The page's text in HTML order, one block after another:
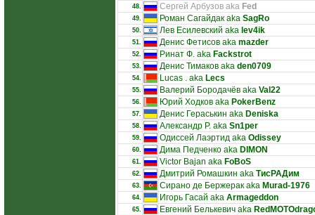
48. Сергей Арбузов aka Fed
49. Роман Сагайдак aka SagRo
50. Лев Есилевский aka lev4ik
51. Денис Фетисов aka mazder
52. Ринат Ф. aka Fackstrot
53. Денис Тимаков aka den0709
54. Lucas . aka Lecs
55. Валерий Бородачёв aka Val22
56. Юрий Ходков aka PokerBenz
57. Денис Гераськин aka Deniska
58. Александр Р. aka Sn1per
59. Одиссей Лаэртид aka Odissey
60. Дима Педченко aka DIMON
61. Victor Bajan aka FoBoS
62. Дмитрий Ромашкин aka ТисРАДим
63. Сирано де Бержерак aka Murad-1976
64. Игорь Гасай aka Armageddon
65. Евгений Белькевич aka